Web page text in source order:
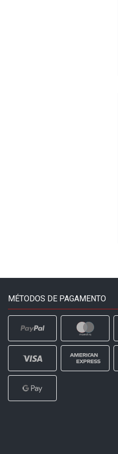
MÉTODOS DE PAGAMENTO